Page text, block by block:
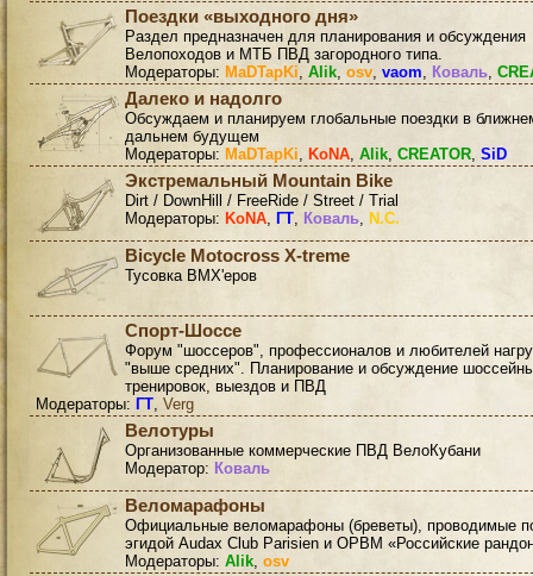
Поездки «выходного дня»
Раздел предназначен для планирования и обсуждения
Велопоходов и МТБ ПВД загородного типа.
Модераторы: MaDTapKi, Alik, osv, vaom, Коваль,
Далеко и надолго
Обсуждаем и планируем глобальные поездки в
дальнем будущем
Модераторы: MaDTapKi, KoNA, Alik, CREATOR, SiD
Экстремальный Mountain Bike
Dirt / DownHill / FreeRide / Street / Trial
Модераторы: KoNA, ГТ, Коваль, N.C.
Bicycle Motocross X-treme
Тусовка BMX'еров
Спорт-Шоссе
Форум "шоссеров", профессионалов и любителей
"выше средних". Планирование и обсуждение
тренировок, выездов и ПВД
Модераторы: ГТ, Verg
Велотуры
Организованные коммерческие ПВД ВелоКубани
Модератор: Коваль
Веломарафоны
Официальные веломарафоны (бреветы), проводимые
эгидой Audax Club Parisien и ОРВМ «Российские
Модераторы: Alik, osv